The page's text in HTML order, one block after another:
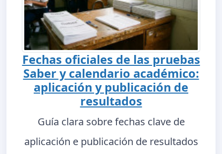
Fechas oficiales de las pruebas
Saber y calendario académico:
aplicación y publicación de
resultados
Guía clara sobre fechas clave de
aplicación e publicación de resultados